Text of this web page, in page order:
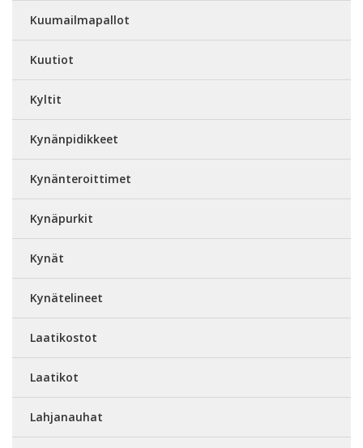
Kuumailmapallot
Kuutiot
Kyltit
Kynänpidikkeet
Kynänteroittimet
Kynäpurkit
Kynät
Kynätelineet
Laatikostot
Laatikot
Lahjanauhat